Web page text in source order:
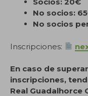
No socios:
No socios
Inscripciones:
En caso de
inscripciones,
Real Guadalhorce